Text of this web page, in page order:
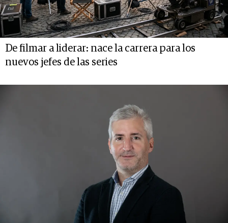
De filmar a liderar: nace la carrera para los
nuevos jefes de las series